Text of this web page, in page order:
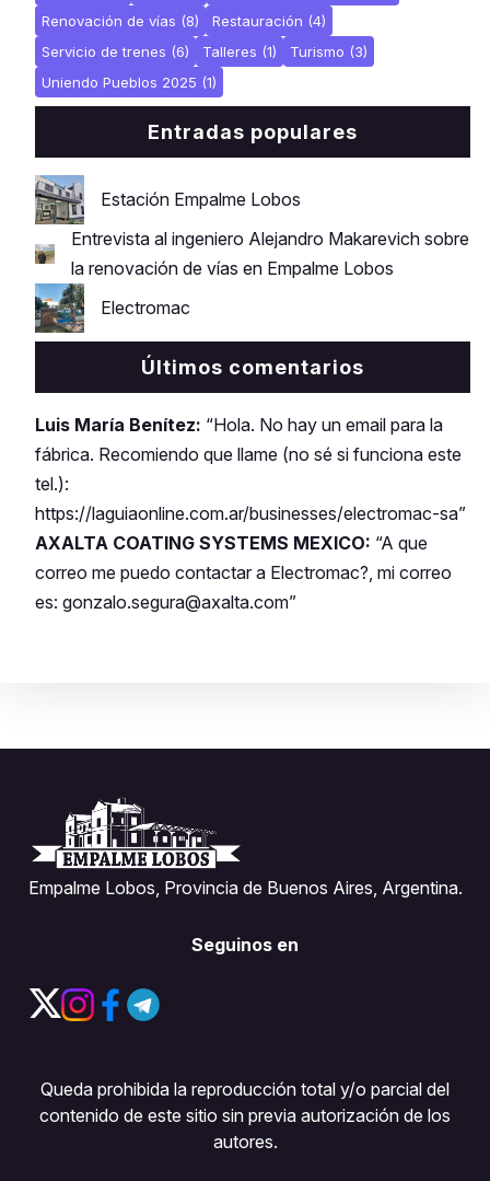
Renovación de vías (8) Restauración (4)
Servicio de trenes (6) Talleres (1) Turismo (3)
Uniendo Pueblos 2025 (1)
Entradas populares
Estación Empalme Lobos
Entrevista al ingeniero Alejandro Makarevich sobre
la renovación de vías en Empalme Lobos
Electromac
Últimos comentarios
Luis María Benítez: “Hola. No hay un email para la
fábrica. Recomiendo que llame (no sé si funciona este
tel.):
https://laguiaonline.com.ar/businesses/electromac-sa”
AXALTA COATING SYSTEMS MEXICO: “A que
correo me puedo contactar a Electromac?, mi correo
es: gonzalo.segura@axalta.com”
Empalme Lobos, Provincia de Buenos Aires, Argentina.
Seguinos en
Queda prohibida la reproducción total y/o parcial del
contenido de este sitio sin previa autorización de los
autores.